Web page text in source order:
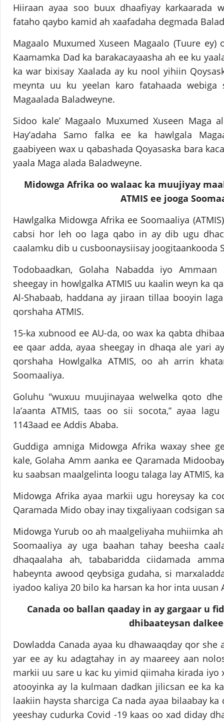
Hiiraan ayaa soo buux dhaafiyay karkaarada
fataho qaybo kamid ah xaafadaha degmada
Magaalo Muxumed Xuseen Magaalo (Tuure
Kaamamka Dad ka barakacayaasha ah ee ku
ka war bixisay Xaalada ay ku nool yihiin
meynta uu ku yeelan karo fatahaada webiga
Magaalada Baladweyne.
Sidoo kale’ Magaalo Muxumed Xuseen Maga
Hay’adaha Samo falka ee ka hawlgala
gaabiyeen wax u qabashada Qoyasaska bara
yaala Maga alada Baladweyne.
Midowga Afrika oo walaac ka muujiyay
ATMIS ee jooga
Hawlgalka Midowga Afrika ee Soomaaliya
cabsi hor leh oo laga qabo in ay dib ugu
caalamku dib u cusboonaysiisay joogitaankooda
Todobaadkan, Golaha Nabadda iyo
sheegay in howlgalka ATMIS uu kaalin weyn ka
Al-Shabaab, haddana ay jiraan tillaa booyin
qorshaha ATMIS.
15-ka xubnood ee AU-da, oo wax ka qabta
ee qaar adda, ayaa sheegay in dhaqa ale yari
qorshaha Howlgalka ATMIS, oo ah arrin
Soomaaliya.
Goluhu "wuxuu muujinayaa welwelka qoto
la’aanta ATMIS, taas oo sii socota,” ayaa
1143aad ee Addis Ababa.
Guddiga amniga Midowga Afrika waxay shee
kale, Golaha Amm aanka ee Qaramada
ku saabsan maalgelinta loogu talaga lay ATMIS,
Midowga Afrika ayaa markii ugu horeysay ka
Qaramada Mido obay inay tixgaliyaan codsigan
Midowga Yurub oo ah maalgeliyaha muhiimka
Soomaaliya ay uga baahan tahay beesha
dhaqaalaha ah, tababaridda ciidamada
habeynta awood qeybsiga gudaha, si
iyadoo kaliya 20 bilo ka harsan ka hor inta uusan
Canada oo ballan qaaday in ay gargaar u
dhibaateysan
Dowladda Canada ayaa ku dhawaaqday qor she
yar ee ay ku adagtahay in ay maareey aan
markii uu sare u kac ku yimid qiimaha kirada iyo
atooyinka ay la kulmaan dadkan jilicsan ee ka
laakiin haysta sharciga Ca nada ayaa bilaabay
yeeshay cudurka Covid -19 kaas oo xad diday